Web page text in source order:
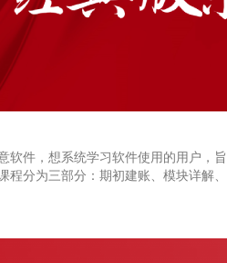
软件，想系统学习软件使用的用户，旨
分为三部分：期初建账、模块详解、